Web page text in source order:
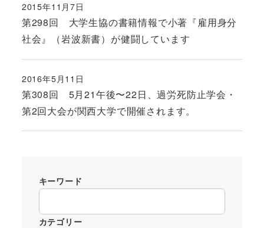
第298回 大学生協の書籍情報で小著『雇用身分
社会』（岩波新書）が健闘しています
投稿日
2015年11月7日
第308回 5月21午後〜22日、過労死防止学会・
第2回大会が関西大学で開催されます。
投稿日
2016年5月11日
キーワード
カテゴリー